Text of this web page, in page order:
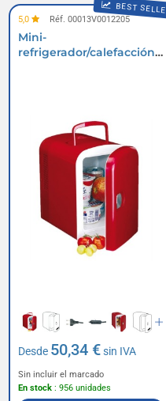
BEST
5,0 Réf. 00013V0012205
Mini-
refrigerador/calefacción
Desde 50,34 €sin IVA
Sin incluir el marcado
En stock : 956 unidades